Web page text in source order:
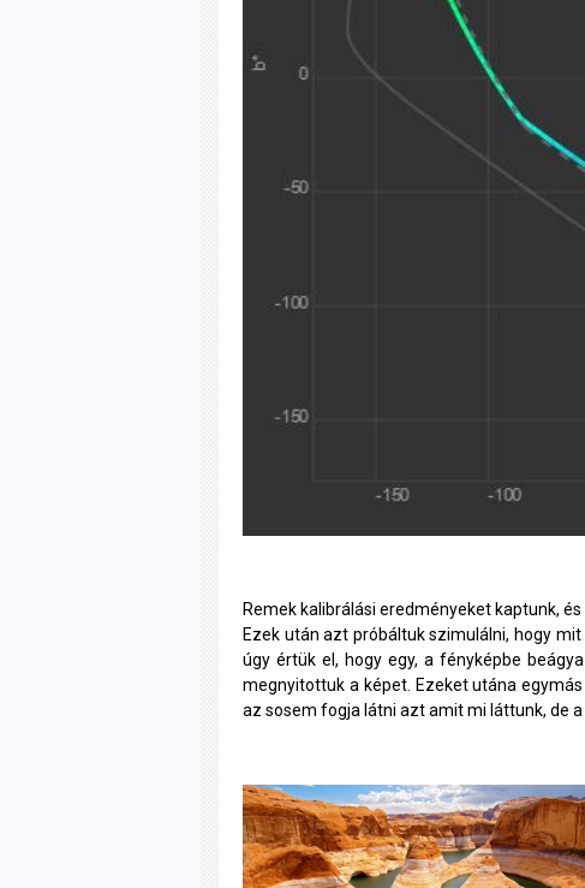
Remek kalibrálási eredményeket kaptunk,
Ezek után azt próbáltuk szimulálni, hogy
úgy értük el, hogy egy, a fényképbe
megnyitottuk a képet. Ezeket utána
az sosem fogja látni azt amit mi láttunk, de